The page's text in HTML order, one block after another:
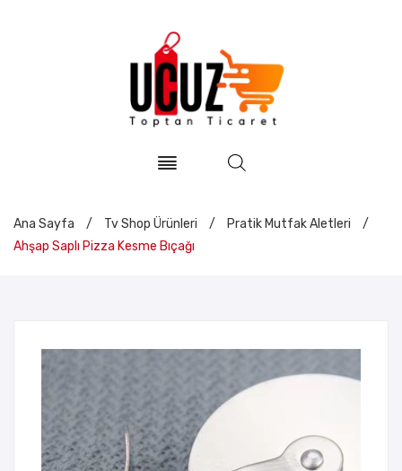
Ana Sayfa / Tv Shop Ürünleri / Pratik Mutfak Aletleri
/
Ahşap Saplı Pizza Kesme Bıçağı